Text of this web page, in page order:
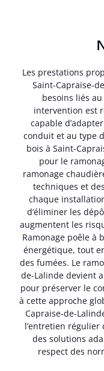
Les prestations
Saint-Capraise-
besoins liés
intervention est
capable
conduit et au type
bois à Saint-
pour le
ramonage
techniques et
chaque
d’éliminer les
augmentent les
Ramonage poêle à
énergétique, tout
des fumées. Le
de-Lalinde devient
pour préserver le
à cette approche
Capraise-de-
l’entretien
des solutions
respect des